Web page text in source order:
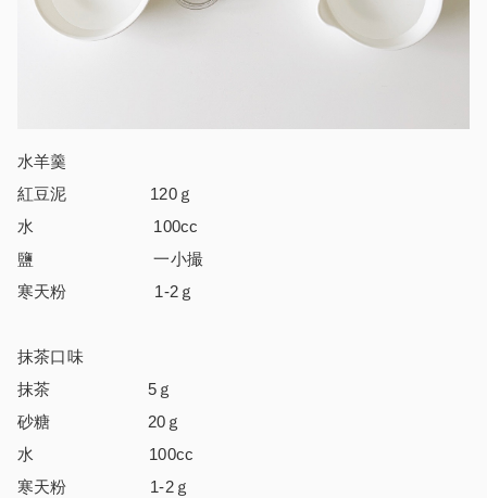
水羊羹
紅豆泥 120ｇ
水 100cc
鹽 一小撮
寒天粉 1-2ｇ
抹茶口味
抹茶 5ｇ
砂糖 20ｇ
水 100cc
寒天粉 1-2ｇ